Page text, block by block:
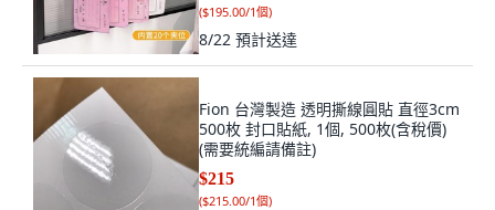
($195.00/1個)
8/22 預計送達
Fion 台灣製造 透明撕線圓貼 直徑3cm
500枚 封口貼紙, 1個, 500枚(含稅價)
(需要統編請備註)
$215
($215.00/1個)